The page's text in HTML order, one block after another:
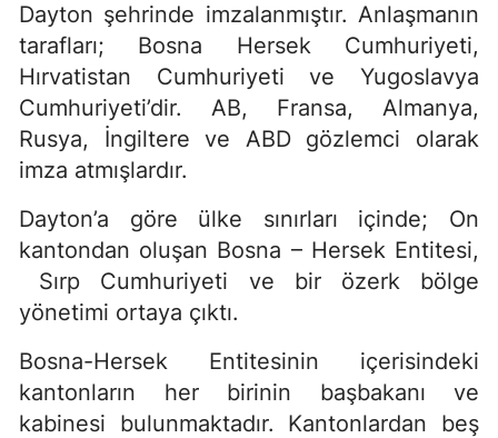
Dayton şehrinde imzalanmıştır. Anlaşmanın
tarafları; Bosna Hersek Cumhuriyeti,
Hırvatistan Cumhuriyeti ve Yugoslavya
Cumhuriyeti’dir. AB, Fransa, Almanya,
Rusya, İngiltere ve ABD gözlemci olarak
imza atmışlardır.
Dayton’a göre ülke sınırları içinde; On
kantondan oluşan Bosna – Hersek Entitesi,
Sırp Cumhuriyeti ve bir özerk bölge
yönetimi ortaya çıktı.
Bosna-Hersek Entitesinin içerisindeki
kantonların her birinin başbakanı ve
kabinesi bulunmaktadır. Kantonlardan beş